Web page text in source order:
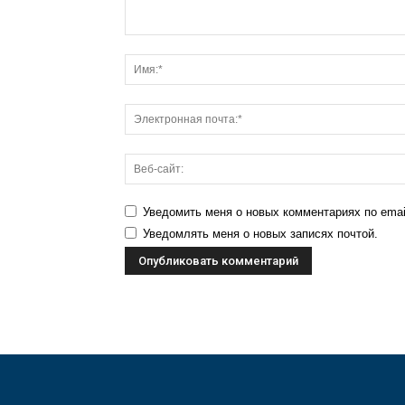
Уведомить меня о новых комментариях по
Уведомлять меня о новых записях почтой.